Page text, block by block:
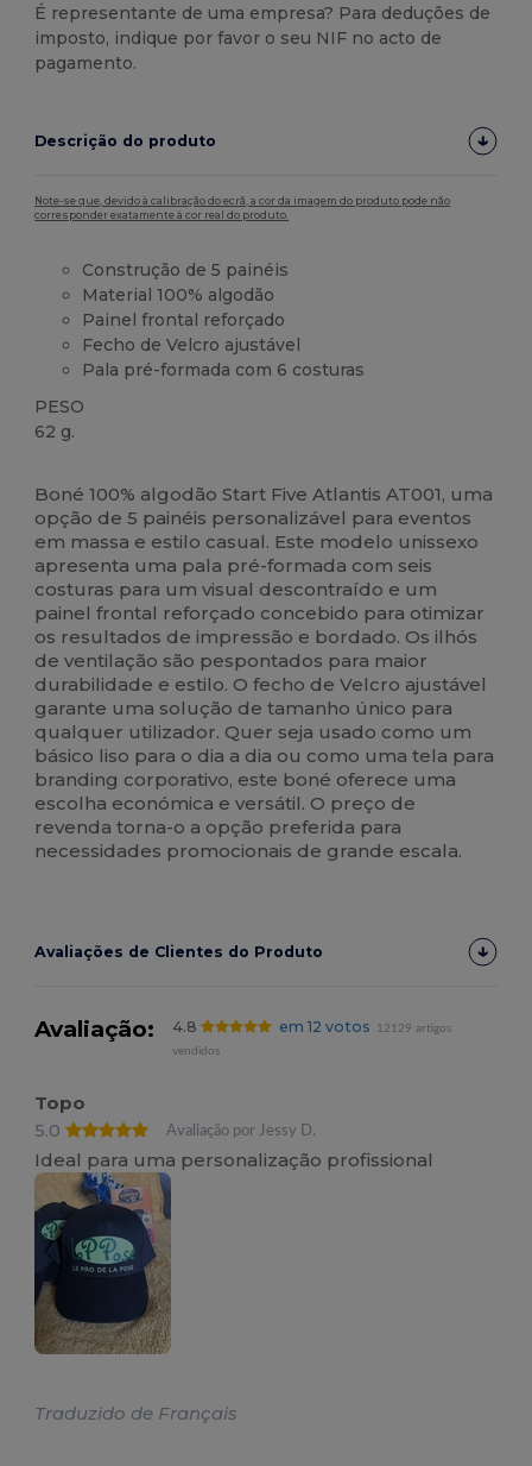
É representante de uma empresa? Para deduções de
imposto, indique por favor o seu NIF no acto de
pagamento.
Descrição do produto
Note-se que, devido à calibração do ecrã, a cor da imagem do produto pode não
corresponder exatamente à cor real do produto.
Construção de 5 painéis
Material 100% algodão
Painel frontal reforçado
Fecho de Velcro ajustável
Pala pré-formada com 6 costuras
PESO
62 g.
Boné 100% algodão Start Five Atlantis AT001, uma
opção de 5 painéis personalizável para eventos
em massa e estilo casual. Este modelo unissexo
apresenta uma pala pré-formada com seis
costuras para um visual descontraído e um
painel frontal reforçado concebido para otimizar
os resultados de impressão e bordado. Os ilhós
de ventilação são pespontados para maior
durabilidade e estilo. O fecho de Velcro ajustável
garante uma solução de tamanho único para
qualquer utilizador. Quer seja usado como um
básico liso para o dia a dia ou como uma tela para
branding corporativo, este boné oferece uma
escolha económica e versátil. O preço de
revenda torna-o a opção preferida para
necessidades promocionais de grande escala.
Avaliações de Clientes do Produto
Avaliação: 4.8 em 12 votos
12129 artigos
vendidos
Topo
5.0
Avaliação por Jessy D.
Ideal para uma personalização profissional
Traduzido de Français